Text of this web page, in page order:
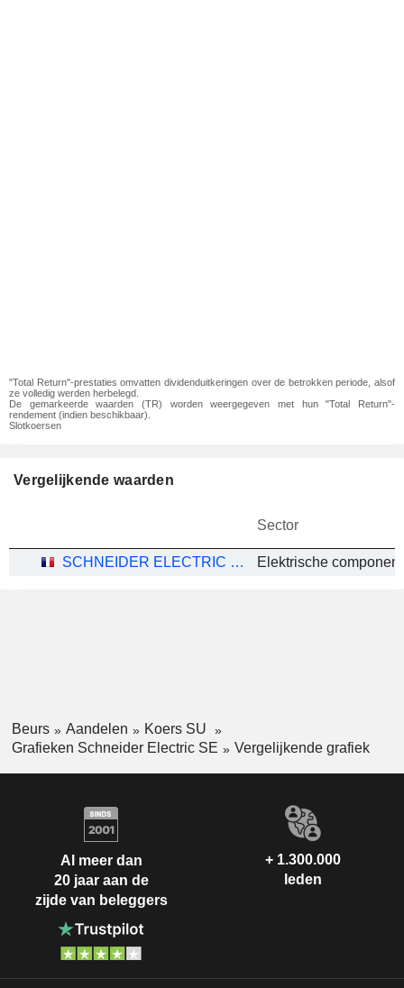
"Total Return"-prestaties omvatten dividenduitkeringen over de betrokken periode, alsof
ze volledig werden herbelegd.
De gemarkeerde waarden (TR) worden weergegeven met hun "Total Return"-
rendement (indien beschikbaar).
Slotkoersen
Vergelijkende waarden
Sector
SCHNEIDER ELECTRIC SE
Beurs Aandelen
Koers SU
Grafieken Schneider Electric SE
Vergelijkende grafiek
Al meer dan
20 jaar aan de
zijde van beleggers
+ 1.300.000
leden